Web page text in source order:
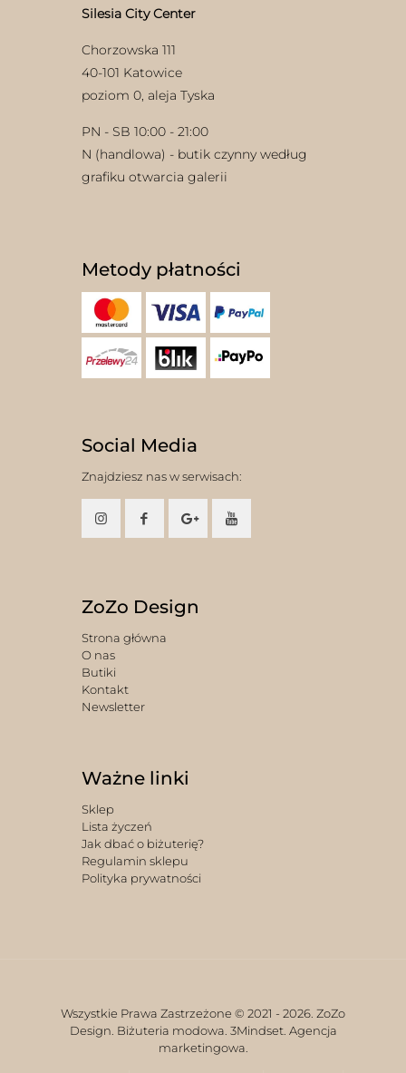
Silesia City Center
Chorzowska 111
40-101 Katowice
poziom 0, aleja Tyska
PN - SB 10:00 - 21:00
N (handlowa) - butik czynny według
grafiku otwarcia galerii
Metody płatności
Social Media
Znajdziesz nas w serwisach:
ZoZo Design
Strona główna
O nas
Butiki
Kontakt
Newsletter
Ważne linki
Sklep
Lista życzeń
Jak dbać o biżuterię?
Regulamin sklepu
Polityka prywatności
Wszystkie Prawa Zastrzeżone © 2021 - 2026. ZoZo
Design. Biżuteria modowa. 3Mindset. Agencja
marketingowa.